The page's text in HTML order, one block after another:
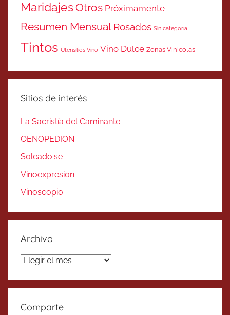
MaridajesOtros Próximamente
Resumen Mensual Rosados Sin categoría
Tintos Utensilios Vino Vino Dulce Zonas Vinicolas
Sitios de interés
La Sacristía del Caminante
OENOPEDION
Soleado.se
Vinoexpresion
Vinoscopio
Archivo
Archivo
Comparte